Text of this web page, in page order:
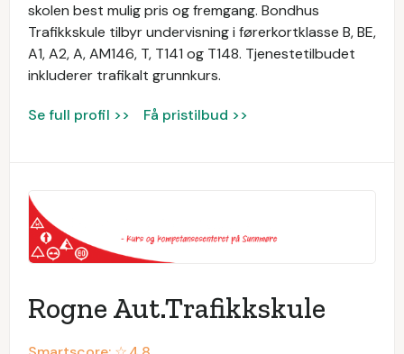
skolen best mulig pris og fremgang. Bondhus
Trafikkskule tilbyr undervisning i førerkortklasse B, BE,
A1, A2, A, AM146, T, T141 og T148. Tjenestetilbudet
inkluderer trafikalt grunnkurs.
Se full profil >> Få pristilbud >>
Rogne Aut.Trafikkskule